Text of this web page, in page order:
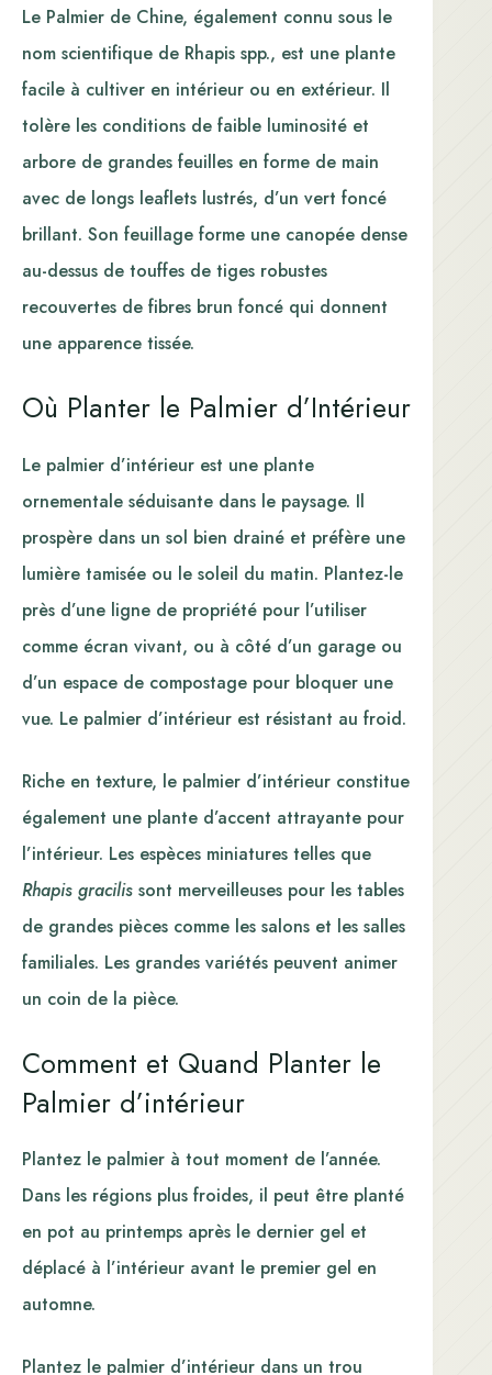
Le Palmier de Chine, également connu sous le
nom scientifique de Rhapis spp., est une plante
facile à cultiver en intérieur ou en extérieur. Il
tolère les conditions de faible luminosité et
arbore de grandes feuilles en forme de main
avec de longs leaflets lustrés, d’un vert foncé
brillant. Son feuillage forme une canopée dense
au-dessus de touffes de tiges robustes
recouvertes de fibres brun foncé qui donnent
une apparence tissée.
Où Planter le Palmier d’Intérieur
Le palmier d’intérieur est une plante
ornementale séduisante dans le paysage. Il
prospère dans un sol bien drainé et préfère une
lumière tamisée ou le soleil du matin. Plantez-le
près d’une ligne de propriété pour l’utiliser
comme écran vivant, ou à côté d’un garage ou
d’un espace de compostage pour bloquer une
vue. Le palmier d’intérieur est résistant au froid.
Riche en texture, le palmier d’intérieur constitue
également une plante d’accent attrayante pour
l’intérieur. Les espèces miniatures telles que
Rhapis gracilis sont merveilleuses pour les tables
de grandes pièces comme les salons et les salles
familiales. Les grandes variétés peuvent animer
un coin de la pièce.
Comment et Quand Planter le
Palmier d’intérieur
Plantez le palmier à tout moment de l’année.
Dans les régions plus froides, il peut être planté
en pot au printemps après le dernier gel et
déplacé à l’intérieur avant le premier gel en
automne.
Plantez le palmier d’intérieur dans un trou